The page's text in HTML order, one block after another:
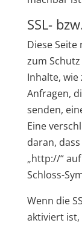
SSL-
Diese
zum
Inhalte,
Anfragen,
senden,
Eine
daran,
„http://“
Schloss-
Wenn die
aktiviert ist,